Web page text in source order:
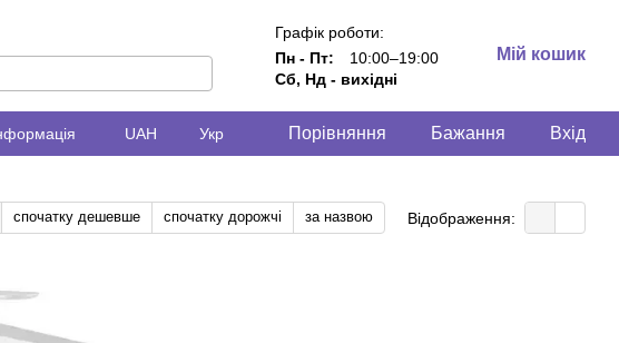
Графік роботи:
Пн - Пт:
10:00–19:00
Сб, Нд - вихідні
Мій кошик
UAH Укр Порівняння Бажання Вхід
спочатку дешевше спочатку дорожчі за назвою Відображення: